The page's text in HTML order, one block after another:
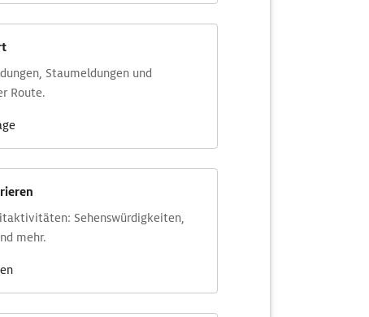
Stau­meldungen und
Route.
Sehens­würdig­keiten,
mehr.